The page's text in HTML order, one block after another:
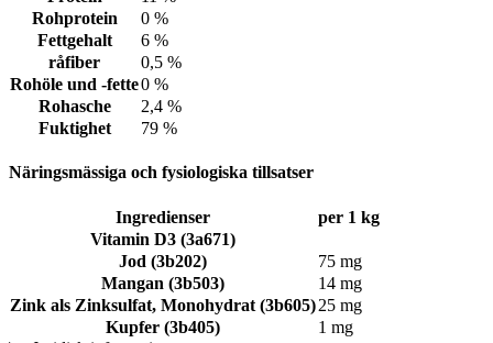
Rohprotein
0 %
Fettgehalt
6 %
råfiber
0,5 %
Rohöle und -fette0 %
Rohasche
2,4 %
Fuktighet
79 %
Näringsmässiga och fysiologiska tillsatser
Ingredienser
per 1 kg
Vitamin D3 (3a671)
Jod (3b202)
75 mg
Mangan (3b503)
14 mg
Zink als Zinksulfat, Monohydrat (3b605)25 mg
Kupfer (3b405)
1 mg